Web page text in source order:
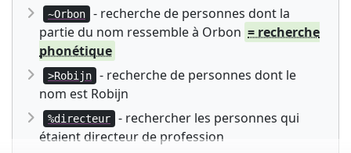
~Orbon
- recherche de personnes dont la
partie du nom ressemble à Orbon = recherche
phonétique
>Robijn
- recherche de personnes dont le
nom est Robijn
%directeur
- rechercher les personnes qui
étaient directeur de profession